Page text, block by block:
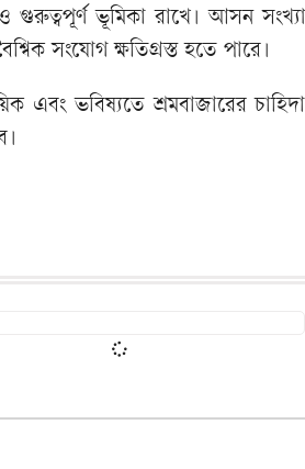
গুরুত্বপূর্ণ ভূমিকা রাখে। আসন সংখ্যা
সংযোগ ক্ষতিগ্রস্ত হতে পারে।
এবং ভবিষ্যতে শ্রমবাজারের চাহিদা